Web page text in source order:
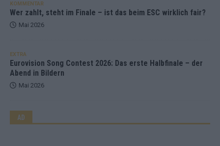
KOMMENTAR
Wer zahlt, steht im Finale – ist das beim ESC wirklich fair?
Mai 2026
EXTRA
Eurovision Song Contest 2026: Das erste Halbfinale – der
Abend in Bildern
Mai 2026
AD